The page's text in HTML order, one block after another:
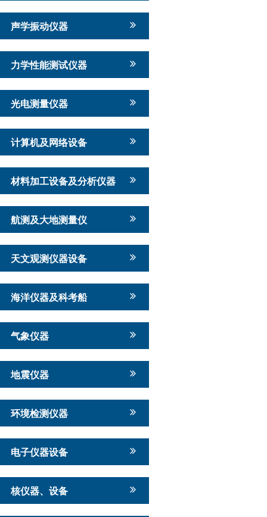
声学振动仪器
力学性能测试仪器
光电测量仪器
计算机及网络设备
材料加工设备及分析仪器
航测及大地测量仪
天文观测仪器设备
海洋仪器及科考船
气象仪器
地震仪器
环境检测仪器
电子仪器设备
核仪器、设备